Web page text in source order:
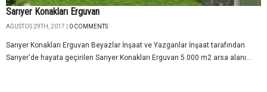
Sarıyer Konakları Erguvan
AĞUSTOS 29TH, 2017 | 0 COMMENTS
Sarıyer Konakları Erguvan Beyazlar İnşaat ve Yazganlar İnşaat tarafından
Sarıyer'de hayata geçirilen Sarıyer Konakları Erguvan 5.000 m2 arsa alanı...